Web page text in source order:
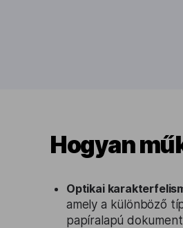
Hogyan
Optikai
amely a különböző
papíralapú